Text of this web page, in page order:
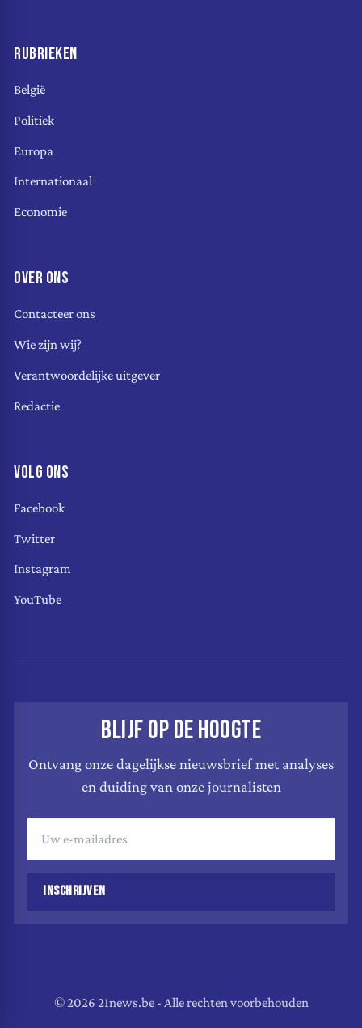
RUBRIEKEN
België
Politiek
Europa
Internationaal
Economie
OVER ONS
Contacteer ons
Wie zijn wij?
Verantwoordelijke uitgever
Redactie
VOLG ONS
Facebook
Twitter
Instagram
YouTube
BLIJF OP DE HOOGTE
Ontvang onze dagelijkse nieuwsbrief met analyses
en duiding van onze journalisten
INSCHRIJVEN
© 2026 21news.be - Alle rechten voorbehouden